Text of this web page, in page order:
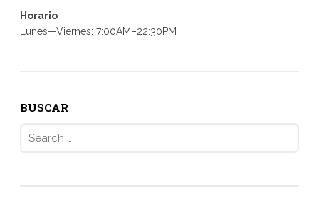
Horario
Lunes—Viernes: 7:00AM–22:30PM
BUSCAR
for: